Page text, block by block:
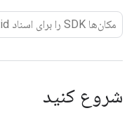
شروع کنید